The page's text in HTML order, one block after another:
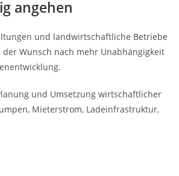
angehen
und landwirtschaftliche Betriebe
Wunsch nach mehr Unabhängigkeit
und Umsetzung wirtschaftlicher
Mieterstrom, Ladeinfrastruktur,